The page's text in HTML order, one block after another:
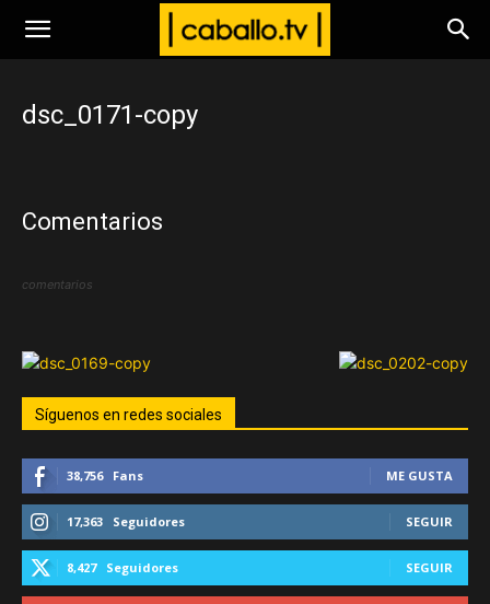
www.caballo.tv
dsc_0171-copy
Comentarios
comentarios
Síguenos en redes sociales
38,756 Fans ME GUSTA
17,363 Seguidores SEGUIR
8,427 Seguidores SEGUIR